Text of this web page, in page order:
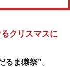
クリスマスに
るま獺祭”。